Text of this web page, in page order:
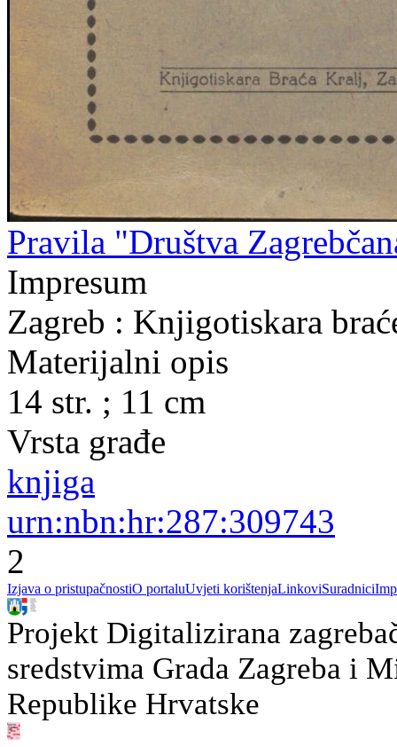
Pravila "Društva
Impresum
Zagreb : Knjigotiskara
Materijalni opis
14 str. ; 11 cm
Vrsta građe
knjiga
urn:nbn:hr:287:309743
2
Izjava o pristupačnostiO portaluUvjeti korištenjaLinkoviSuradnici
Projekt Digitalizirana
sredstvima Grada Zagreba i
Republike Hrvatske